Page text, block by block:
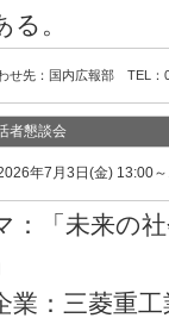
る。
せ先：国内広報部 TEL：
者懇談会
年7月3日(金) 13:00
：「未来の
業：三菱重工